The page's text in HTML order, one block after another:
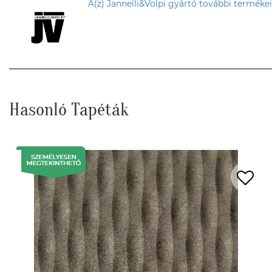
A(z) Jannelli&Volpi gyártó további
Hasonló Tapéták